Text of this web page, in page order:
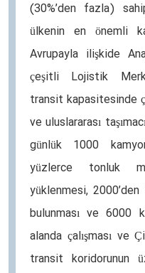
(30%’den fazla)
ülkenin en önemli
Avrupayla ilişkide
çeşitli Lojistik
transit kapasitesinde
ve uluslararası
günlük 1000
yüzlerce tonluk
yüklenmesi, 2000’den
bulunması ve 6000
alanda çalışması ve
transit koridorunun